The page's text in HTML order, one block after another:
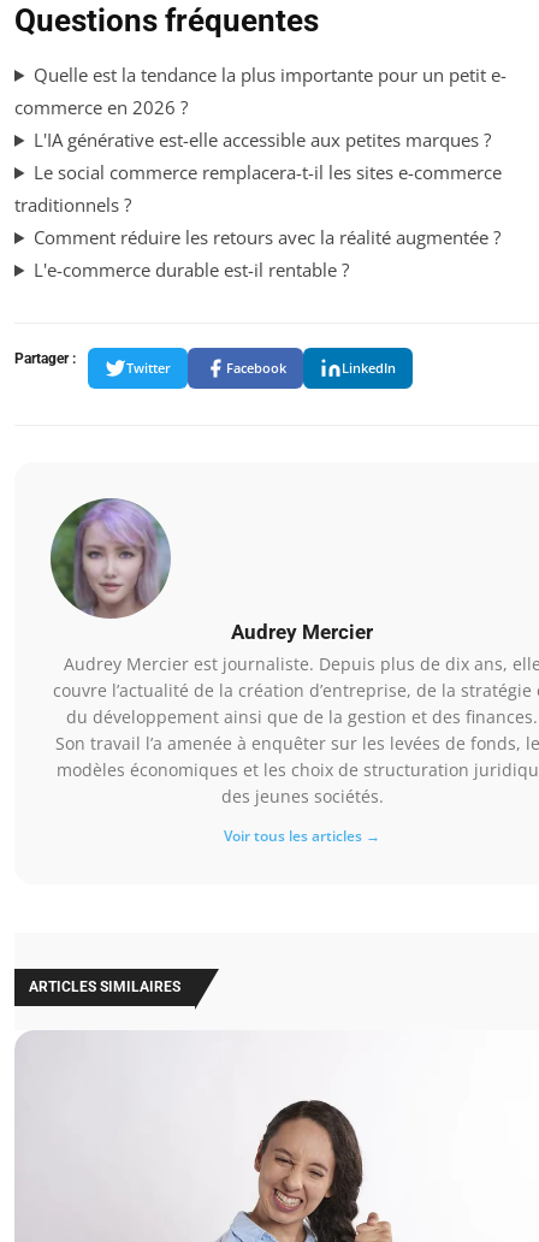
Questions fréquentes
Quelle est la tendance la plus importante pour un petit e-
commerce en 2026 ?
L'IA générative est-elle accessible aux petites marques ?
Le social commerce remplacera-t-il les sites e-commerce
traditionnels ?
Comment réduire les retours avec la réalité augmentée ?
L'e-commerce durable est-il rentable ?
Partager :
Twitter Facebook LinkedIn
Audrey Mercier
Audrey Mercier est journaliste. Depuis plus de dix ans,
couvre l’actualité de la création d’entreprise, de la stratégie
du développement ainsi que de la gestion et des finances.
Son travail l’a amenée à enquêter sur les levées de fonds,
modèles économiques et les choix de structuration
des jeunes sociétés.
Voir tous les articles →
ARTICLES SIMILAIRES